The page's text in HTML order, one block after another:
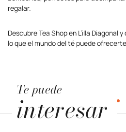
regalar.
Descubre Tea Shop en L’illa Diagonal
lo que el mundo del té puede
Te puede
interesar